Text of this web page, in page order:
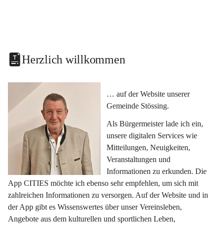
Herzlich willkommen
… auf der Website unserer
Gemeinde Stössing.
Als Bürgermeister lade ich ein,
unsere digitalen Services wie
Mitteilungen, Neuigkeiten,
Veranstaltungen und
Informationen zu erkunden. Die
App CITIES möchte ich ebenso sehr empfehlen, um sich mit
zahlreichen Informationen zu versorgen. Auf der Website und in
der App gibt es Wissenswertes über unser Vereinsleben,
Angebote aus dem kulturellen und sportlichen Leben,